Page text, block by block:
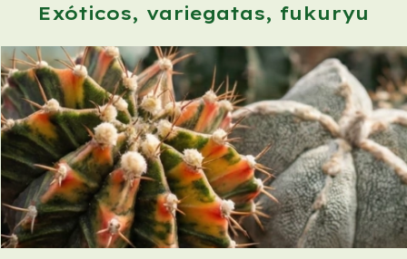
Exóticos, variegatas, fukuryu